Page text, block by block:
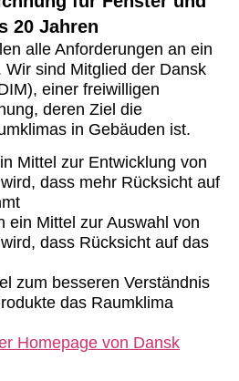
20 Jahren
alle Anforderungen an ein
sind Mitglied der Dansk
einer freiwilligen
deren Ziel die
in Gebäuden ist.
Mittel zur Entwicklung von
dass mehr Rücksicht auf
ein Mittel zur Auswahl von
dass Rücksicht auf das
zum besseren Verständnis
das Raumklima
Homepage von Dansk